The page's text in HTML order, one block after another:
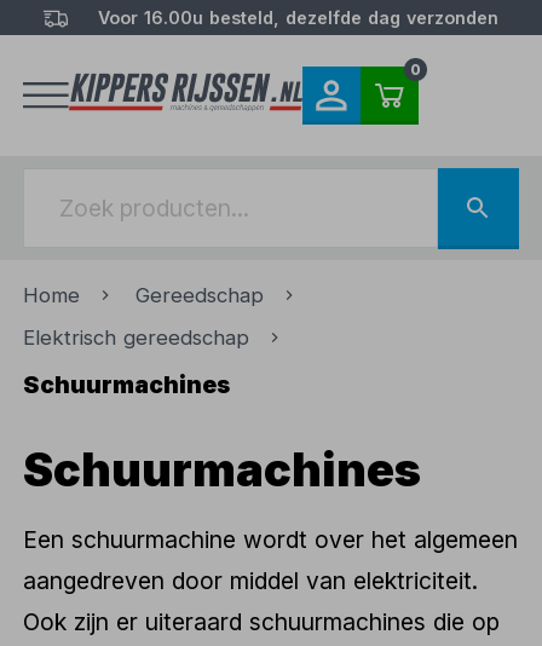
Voor 16.00u besteld, dezelfde dag verzonden
0
Home
Gereedschap
Elektrisch gereedschap
Schuurmachines
Schuurmachines
Een schuurmachine wordt over het algemeen
aangedreven door middel van elektriciteit.
Ook zijn er uiteraard schuurmachines die op